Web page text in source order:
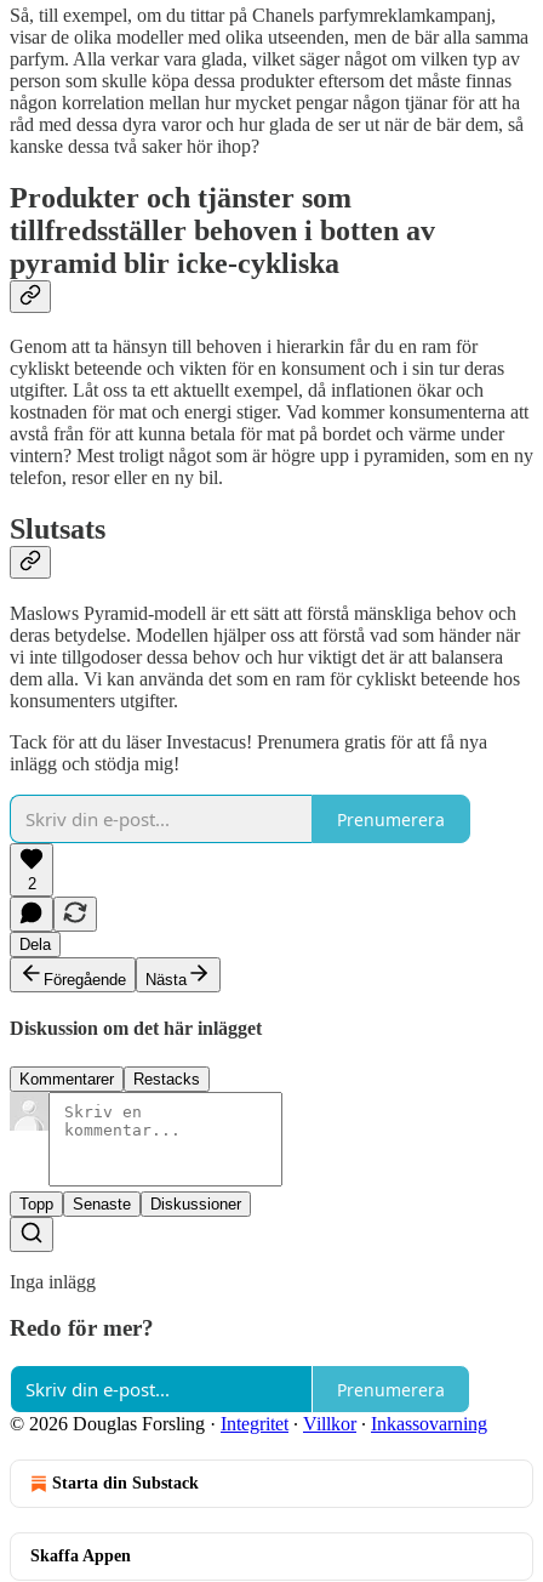
Så, till exempel, om du tittar på Chanels parfymreklamkampanj,
visar de olika modeller med olika utseenden, men de bär alla samma
parfym. Alla verkar vara glada, vilket säger något om vilken typ av
person som skulle köpa dessa produkter eftersom det måste finnas
någon korrelation mellan hur mycket pengar någon tjänar för att ha
råd med dessa dyra varor och hur glada de ser ut när de bär dem, så
kanske dessa två saker hör ihop?
Produkter och tjänster som
tillfredsställer behoven i botten av
pyramid blir icke-cykliska
Genom att ta hänsyn till behoven i hierarkin får du en ram för
cykliskt beteende och vikten för en konsument och i sin tur deras
utgifter. Låt oss ta ett aktuellt exempel, då inflationen ökar och
kostnaden för mat och energi stiger. Vad kommer konsumenterna att
avstå från för att kunna betala för mat på bordet och värme under
vintern? Mest troligt något som är högre upp i pyramiden, som en ny
telefon, resor eller en ny bil.
Slutsats
Maslows Pyramid-modell är ett sätt att förstå mänskliga behov och
deras betydelse. Modellen hjälper oss att förstå vad som händer när
vi inte tillgodoser dessa behov och hur viktigt det är att balansera
dem alla. Vi kan använda det som en ram för cykliskt beteende hos
konsumenters utgifter.
Tack för att du läser Investacus! Prenumera gratis för att få nya
inlägg och stödja mig!
Prenumerera
2
Dela
Föregående
Nästa
Diskussion om det här inlägget
Kommentarer Restacks
Topp Senaste Diskussioner
Inga inlägg
Redo för mer?
Prenumerera
© 2026 Douglas Forsling · Integritet ∙ Villkor∙ Inkassovarning
Starta din Substack
Skaffa Appen